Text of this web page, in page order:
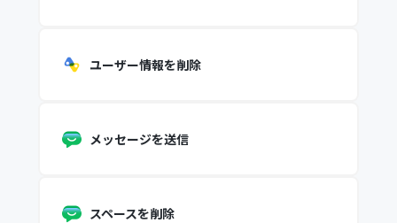
ユーザー情報を削除
メッセージを送信
スペースを削除